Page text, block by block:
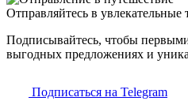
Отправляйтесь в
Подписывайтесь, чтобы
выгодных предложениях и
Подписаться на Telegram